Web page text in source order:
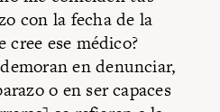
con la fecha de la
cree ese médico?
en denunciar,
o en ser capaces